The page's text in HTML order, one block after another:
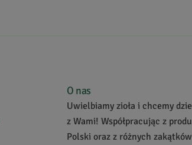
O nas
Uwielbiamy zioła i chcemy
z Wami! Współpracując z
Polski oraz z różnych